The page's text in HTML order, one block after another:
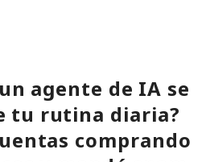
agente de IA se
tu rutina diaria?
comprando